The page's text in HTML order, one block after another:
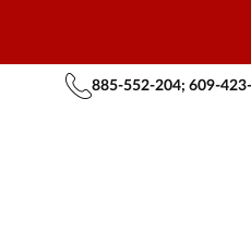
885-552-204; 609-